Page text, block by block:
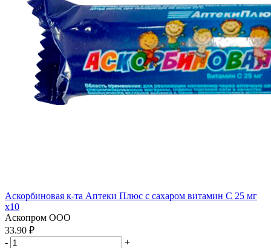
Аскорбиновая к-та Аптеки Плюс с сахаром витамин С 25 мг
x10
Аскопром ООО
33.90 ₽
-
+